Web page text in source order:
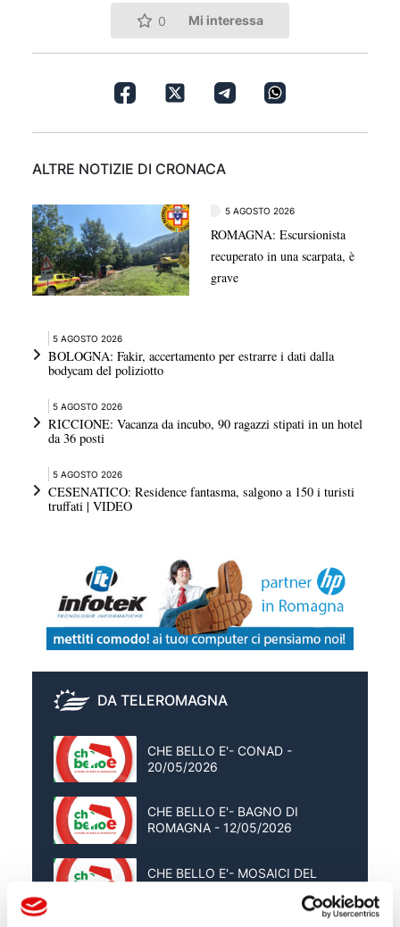
0 Mi interessa
ALTRE NOTIZIE DI CRONACA
5 AGOSTO 2026
ROMAGNA: Escursionista
recuperato in una scarpata, è
grave
5 AGOSTO 2026
BOLOGNA: Fakir, accertamento per estrarre i dati dalla
bodycam del poliziotto
5 AGOSTO 2026
RICCIONE: Vacanza da incubo, 90 ragazzi stipati in un hotel
da 36 posti
5 AGOSTO 2026
CESENATICO: Residence fantasma, salgono a 150 i turisti
truffati | VIDEO
DA TELEROMAGNA
CHE BELLO E'- CONAD -
20/05/2026
CHE BELLO E'- BAGNO DI
ROMAGNA - 12/05/2026
CHE BELLO E'- MOSAICI DEL